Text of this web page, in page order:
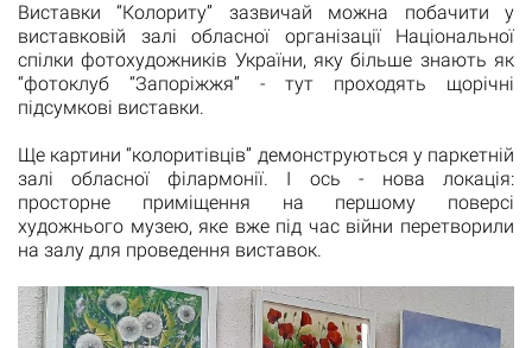
Виставки “Колориту” зазвичай можна побачити у
виставковій залі обласної організації Національної
спілки фотохудожників України, яку більше знають як
“фотоклуб “Запоріжжя” - тут проходять щорічні
підсумкові виставки.
Ще картини “колоритівців” демонструються у паркетній
залі обласної філармонії. І ось - нова локація:
просторне приміщення на першому поверсі
художнього музею, яке вже під час війни перетворили
на залу для проведення виставок.